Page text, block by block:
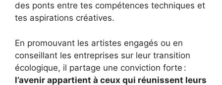
des ponts entre tes compétences techniques et
tes aspirations créatives.
En promouvant les artistes engagés ou en
conseillant les entreprises sur leur transition
écologique, il partage une conviction forte :
l’avenir appartient à ceux qui réunissent leurs